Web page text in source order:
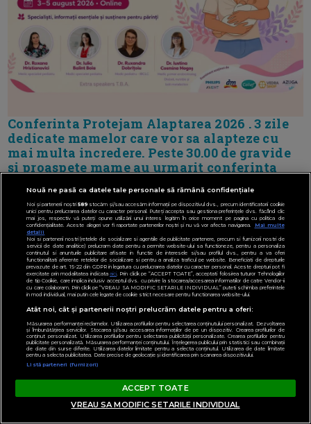
Conferinta Protejam Alaptarea 2026 . 3 zile
dedicate mamelor care vor sa alapteze cu
mai multa incredere. Peste 30.00 de gravide
si proaspete mame au urmarit conferinta
Nouă ne pasă ca datele tale personale să rămână confidențiale
Noi și partenerii noștri589stocăm și/sau accesăm informații pe dispozitivul dvs., precum identificatorii cookie
unici pentru prelucrarea datelor cu caracter personal. Puteți accepta sau gestiona preferințele dvs. făcând clic
mai jos, respectiv vă puteți opune utilizării unui interes legitim în orice moment pe pagina cu politica de
confidențialitate. Aceste alegeri vor fi raportate partenerilor noștri și nu vă vor afecta navigarea.
Mai multe
detalii
Noi si partenerii nostri (retelele de socializare si agentiile de publicitate partenere, precum si furnizorii nostri de
servicii de date analitice) prelucram date pentru a permite website-ului sa functioneze, pentru a personaliza
continutul si anunturile publicitare afisate in functie de interesele si/sau profilul dvs., pentru a va oferi
functionalitati aferente retelelor de socializare si pentru a analiza traficul pe website. Beneficiati de drepturile
prevazute de art. 15-22 din GDPR in legatura cu prelucrarea datelor cu caracter personal. Aceste drepturi pot fi
exercitate prin modalitatea indicataaici. Prin click pe “ACCEPT TOATE”, acceptati folosirea tuturor Tehnologiilor
de tip Cookie, care implica inclusiv acceptul dvs. cu privire la stocarea/accesarea informatiilor de catre Vendor-ii
cu care colaboram. Prin click pe “VREAU SA MODIFIC SETARILE INDIVIDUAL” puteti schimba preferintele
in mod individual, mai putin cele legate de cookie strict necesare pentru functionarea website-ului.
Atât noi, cât și partenerii noștri prelucrăm datele pentru a oferi:
Măsurarea performanței reclamelor. Utilizarea profilurilor pentru selectarea conținutului personalizat. Dezvoltarea
și îmbunătățirea serviciilor. Stocarea și/sau accesarea informațiilor de pe un dispozitiv. Crearea profilurilor de
conținut personalizat. Utilizarea profilurilor pentru selectarea publicității personalizate. Crearea profilurilor pentru
publicitate personalizată. Măsurarea performanței conținutului. Înțelegerea publicului prin statistici sau combinații
de date din surse diferite. Utilizarea datelor limitate pentru a selecta conținutul. Utilizarea de date limitate
pentru a selecta publicitatea. Date precise de geolocație și identificarea prin scanarea dispozitivului.
Listă parteneri (furnizori)
ACCEPT TOATE
VREAU SA MODIFIC SETARILE INDIVIDUAL